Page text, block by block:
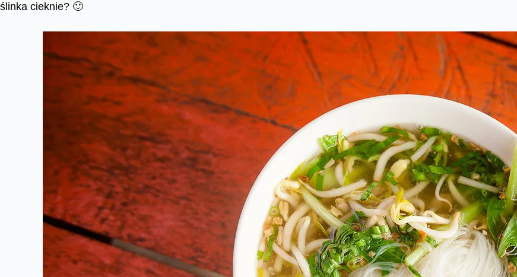
ślinka cieknie? 🙂